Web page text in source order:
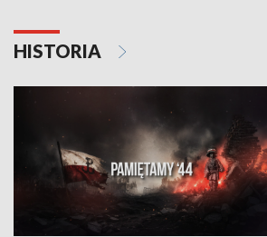
HISTORIA